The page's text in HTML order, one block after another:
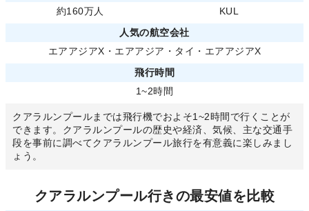
約160万人
KUL
人気の航空会社
エアアジアX ・ エアアジア ・ タイ・エアアジアX
飛行時間
1~2時間
クアラルンプールまでは飛行機でおよそ1~2時間で行くことが
できます。クアラルンプールの歴史や経済、気候、主な交通手
段を事前に調べてクアラルンプール旅行を有意義に楽しみまし
ょう。
クアラルンプール行きの最安値を比較